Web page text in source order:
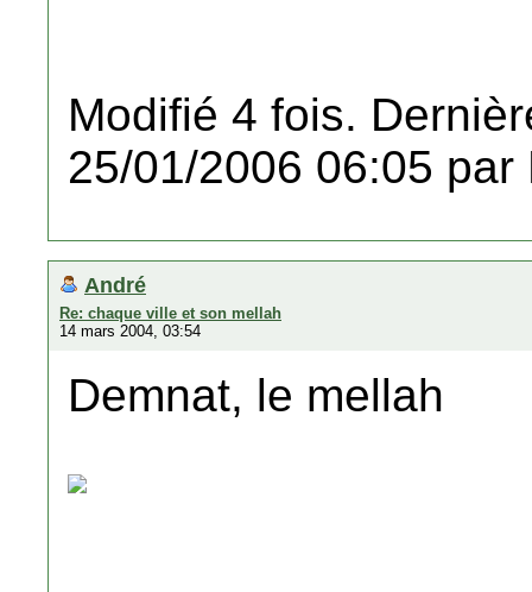
Modifié 4 fois.
25/01/2006 06:05 par
André
Re: chaque ville et son mellah
14 mars 2004, 03:54
Demnat, le mellah